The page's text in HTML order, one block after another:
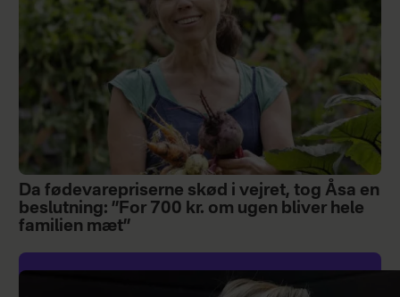
Da fødevarepriserne skød i vejret, tog Åsa en
beslutning: ”For 700 kr. om ugen bliver hele
familien mæt”